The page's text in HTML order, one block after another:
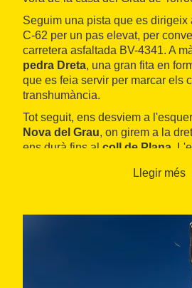
Seguim una pista que es dirigeix
C-62 per un pas elevat, per
carretera asfaltada BV-4341. A
pedra Dreta, una gran fita en
que es feia servir per marcar els
transhumància.
Tot seguit, ens desviem a
Nova del Grau, on girem a la
ens durà fins al coll de Plana .
conreu. Al coll enllacem amb un
Resseguim la riba esquerra
el torrent de Salselles, on hi ha
. El camí que puja pel
Llegir més